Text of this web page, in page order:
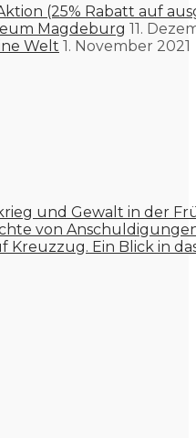
(25% Rabatt auf
Magdeburg 11.
Welt 1. November 2021
und Gewalt in der
von
Kreuzzug. Ein Blick in